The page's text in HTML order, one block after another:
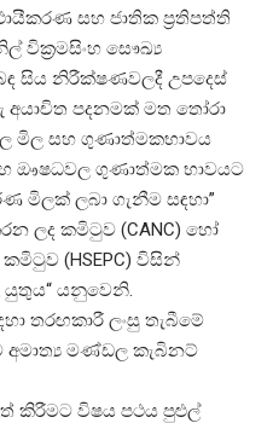
සහ ජාතික ප්‍රතිපත්ති
වික්‍රමසිංහ සෞඛ්‍ය
සිය නිරීක්ෂණවලදී උපදෙස්
පදනමක් මත තෝරා
මිල සහ ගුණාත්මකභාවය
ඖෂධවල ගුණාත්මක භාවයට
මිලක් ලබා ගැනීම සඳහා”
ලද කමිටුව (CANC) හෝ
(HSEPC) විසින්
යනුවෙනි.
තරඟකාරී ලංසු තැබීමේ
අමාත්‍ය මණ්ඩල කැබිනට්
කිරීමට විෂය පථය පුළුල්